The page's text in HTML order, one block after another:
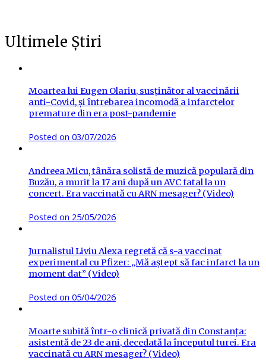
Ultimele Știri
Moartea lui Eugen Olariu, susținător al vaccinării
anti-Covid, și întrebarea incomodă a infarctelor
premature din era post-pandemie
Posted on 03/07/2026
Andreea Micu, tânăra solistă de muzică populară din
Buzău, a murit la 17 ani după un AVC fatal la un
concert. Era vaccinată cu ARN mesager? (Video)
Posted on 25/05/2026
Jurnalistul Liviu Alexa regretă că s-a vaccinat
experimental cu Pfizer: „Mă aștept să fac infarct la un
moment dat” (Video)
Posted on 05/04/2026
Moarte subită într-o clinică privată din Constanța:
asistentă de 23 de ani, decedată la începutul turei. Era
vaccinată cu ARN mesager? (Video)